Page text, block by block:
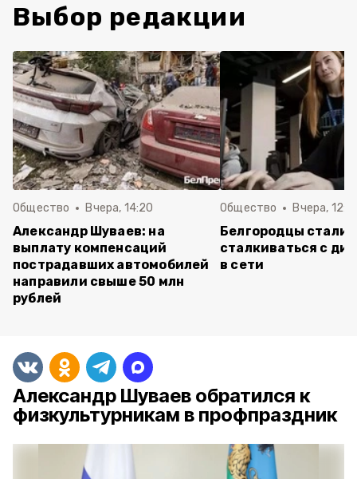
Выбор редакции
Общество Вчера, 14:20
Александр Шуваев: на
выплату компенсаций
пострадавших автомобилей
направили свыше 50 млн
рублей
Общество Вчера,
Белгородцы стали
сталкиваться с
в сети
Александр Шуваев обратился к
физкультурникам в профпраздник